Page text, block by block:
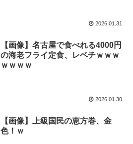
2026.01.31
【画像】名古屋で食べれる4000円
の海老フライ定食、レベチｗｗｗ
ｗｗｗｗ
2026.01.30
【画像】上級国民の恵方巻、金
色！ｗ